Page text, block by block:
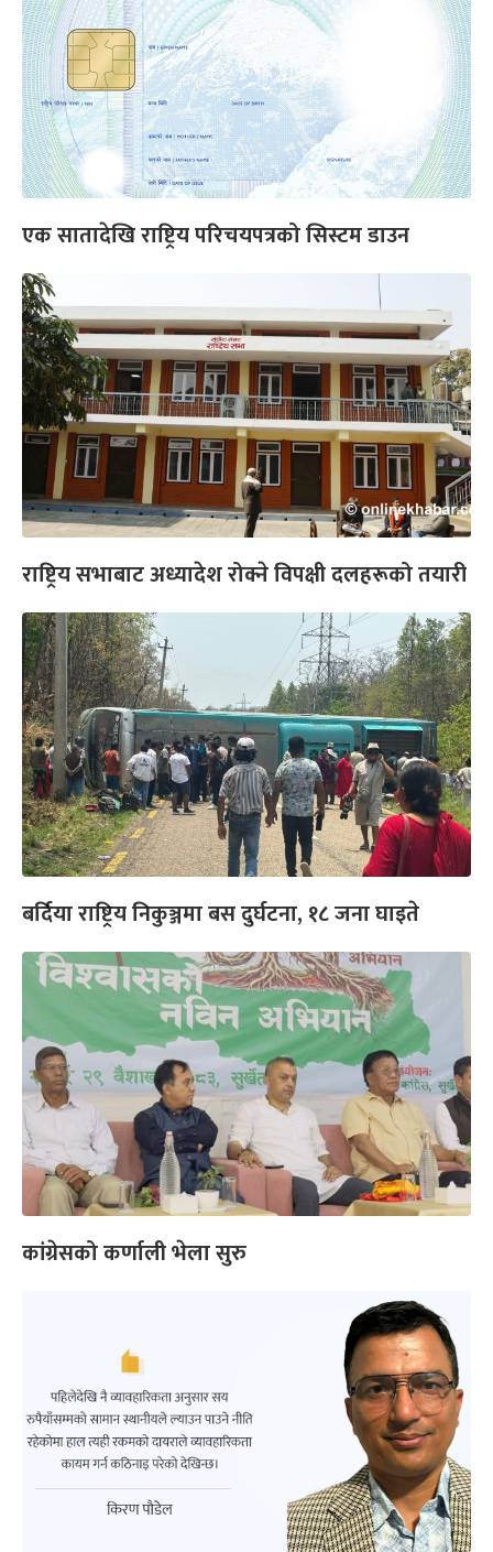
एक सातादेखि राष्ट्रिय परिचयपत्रको सिस्टम डाउन
राष्ट्रिय सभाबाट अध्यादेश रोक्ने विपक्षी दलहरूको तयारी
बर्दिया राष्ट्रिय निकुञ्जमा बस दुर्घटना, १८ जना घाइते
कांग्रेसको कर्णाली भेला सुरु